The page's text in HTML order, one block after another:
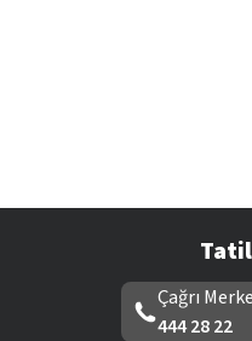
Çağrı
444 28 22